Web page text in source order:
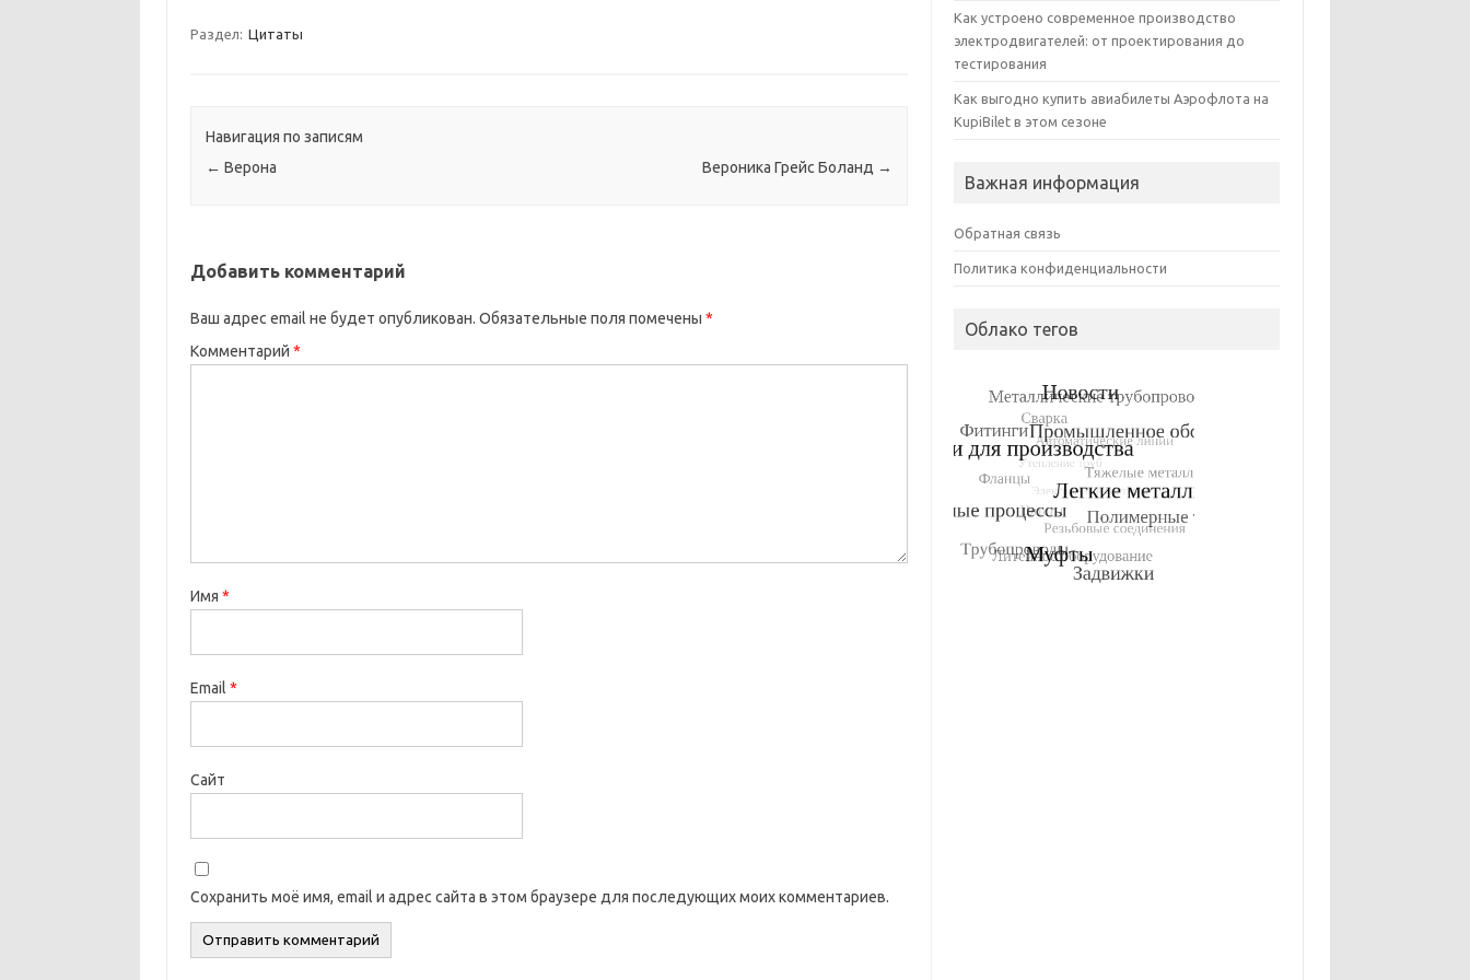
Раздел: Цитаты
Навигация по записям
← Верона Вероника Грейс Боланд →
Добавить комментарий
Ваш адрес email не будет опубликован. Обязательные поля помечены *
Комментарий *
Имя *
Email *
Сайт
Сохранить моё имя, email и адрес сайта в этом браузере для последующих моих комментариев.
Как устроено современное производство
электродвигателей: от проектирования до
тестирования
Как выгодно купить авиабилеты Аэрофлота на
KupiBilet в этом сезоне
Важная информация
Обратная связь
Политика конфиденциальности
Облако тегов